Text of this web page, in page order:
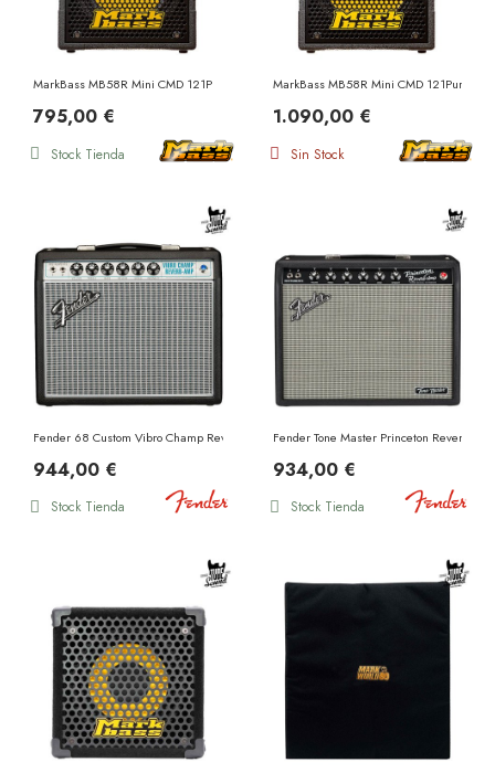
MarkBass MB58R Mini CMD 121P
795,00 €
Stock Tienda
MarkBass MB58R Mini CMD 121Pure
1.090,00 €
Sin Stock
Fender 68 Custom Vibro Champ Reverb
944,00 €
Stock Tienda
Fender Tone Master Princeton Reverb
934,00 €
Stock Tienda